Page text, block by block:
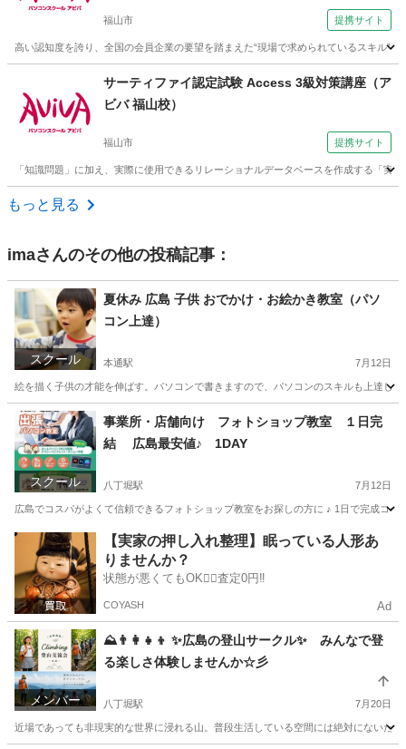
福山市 提携サイト
高い認知度を誇り、全国の会員企業の要望を踏まえた“現場で求められているスキル”
サーティファイ認定試験 Access 3級対策講座（ア
ビバ 福山校）
福山市 提携サイト
「知識問題」に加え、実際に使用できるリレーショナルデータベースを作成する「
広島 福山市
もっと見る
imaさんのその他の投稿記事：
スクール
夏休み 広島 子供 おでかけ・お絵かき教室（パソ
コン上達）
本通駅 7月12日
絵を描く子供の才能を伸ばす。パソコンで書きますので、パソコンのスキルも上達し
広島 広島市 本通駅 その他 オンライン
スクール
事業所・店舗向け フォトショップ教室 １日完
結 広島最安値♪ 1DAY
八丁堀駅 7月12日
広島でコスパがよくて信頼できるフォトショップ教室をお探しの方に ♪ 1日で完成コ
広島 広島市 八丁堀駅 パソコン フォトショップ
【実家の押し入れ整理】眠っている人形あ
りませんか？
状態が悪くてもOK🙆‍♀️査定0円‼️
COYASH Ad
メンバー
⛰️👨‍👩‍👧‍👦 ✨広島の登山サークル✨ みんなで登
る楽しさ体験しませんか☆彡
八丁堀駅 7月20日
近場であっても非現実的な世界に浸れる山。普段生活している空間には絶対にないた